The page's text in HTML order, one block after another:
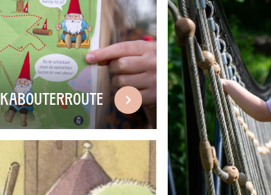
Kabouterroute